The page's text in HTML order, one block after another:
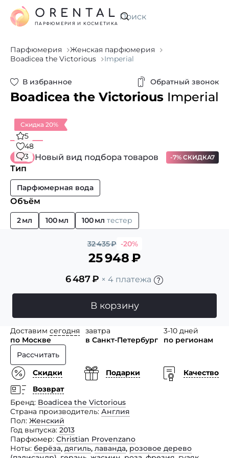
Искать
ORENTAL
ПАРФЮМЕРИЯ И КОСМЕТИКА
Парфюмерия
Женская парфюмерия
Boadicea the Victorious
Imperial
В избранное Обратный звонок
Boadicea the Victorious Imperial
Скидка 20%
5
48
3
Новый вид подбора товаров -7% СКИДКА7
Тип
Парфюмерная вода
Объём
2 мл 100 мл 100 мл тестер
32 435₽ -20%
25 948₽
6 487₽ × 4 платежа
В корзину
Доставим сегодня
по Москве
завтра
в Санкт-Петербург
3-10 дней
по регионам
Рассчитать
Скидки
Подарки
Качество
Возврат
Бренд Boadicea the Victorious
Страна производитель Англия
Пол Женский
Год выпуска 2013
Парфюмер Christian Provenzano
Ноты берёза, дягиль, лаванда, розовое дерево